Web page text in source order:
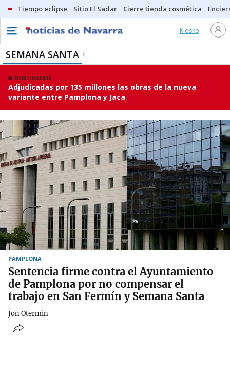
Tiempo eclipse Sitio El Sadar Cierre tienda cosmética
Kiosko
SEMANA SANTA
SOCIEDAD
Adjudicadas por 135 millones las obras de la nueva
variante entre Pamplona y Jaca
PAMPLONA
Sentencia firme contra el Ayuntamiento
de Pamplona por no compensar el
trabajo en San Fermín y Semana Santa
Jon Otermin